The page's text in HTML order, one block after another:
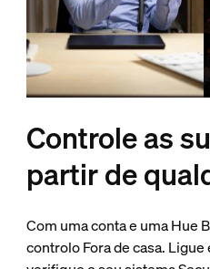
Controle as
partir de
Com uma conta e uma Hue
controlo Fora de casa.